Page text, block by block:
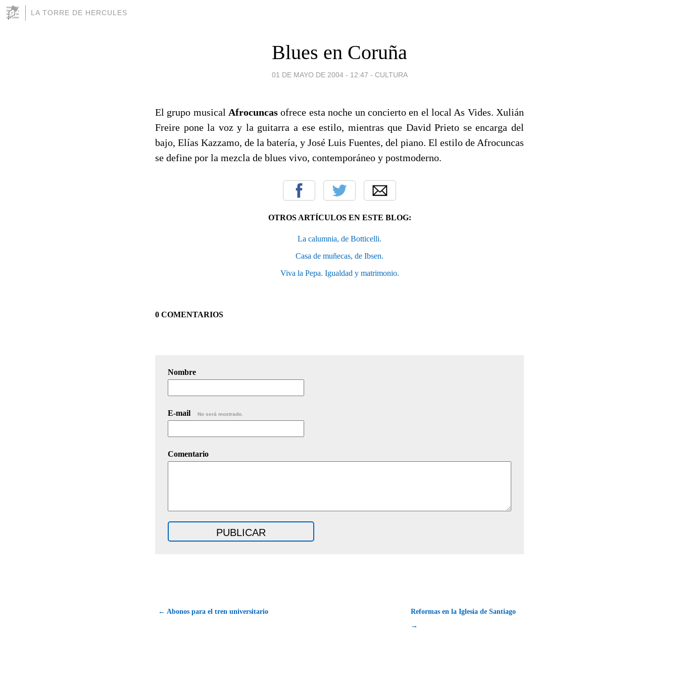
LA TORRE DE HERCULES
Blues en Coruña
01 DE MAYO DE 2004 - 12:47 - CULTURA
El grupo musical Afrocuncasofrece esta noche un concierto en el local As Vides. Xulián
Freire pone la voz y la guitarra a ese estilo, mientras que David Prieto se encarga del
bajo, Elías Kazzamo, de la batería, y José Luis Fuentes, del piano. El estilo de Afrocuncas
se define por la mezcla de blues vivo, contemporáneo y postmoderno.
OTROS ARTÍCULOS EN ESTE BLOG:
La calumnia, de Botticelli.
Casa de muñecas, de Ibsen.
Viva la Pepa. Igualdad y matrimonio.
0 COMENTARIOS
Nombre
E-mail No será mostrado.
Comentario
← Abonos para el tren universitario
Reformas en la Iglesia de Santiago
→